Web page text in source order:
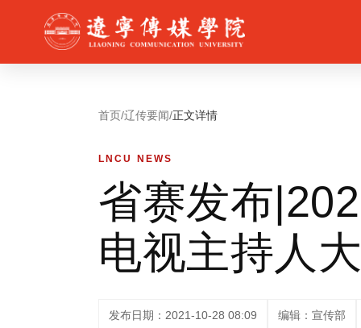
首页/辽传要闻/正文详情
LNCU NEWS
省赛发布
电视主持人
发布日期：2021-10-28 08:09 编辑：宣传部